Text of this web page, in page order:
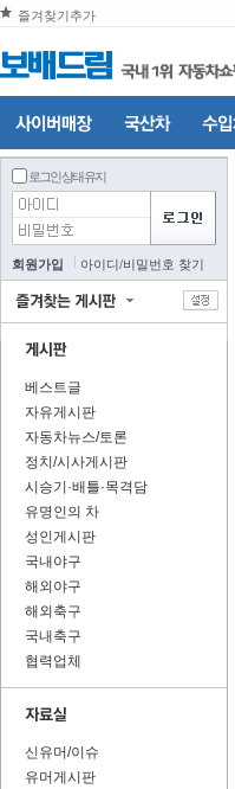
즐겨찾기추가
로그인 상태 유지
회원가입 아이디/비밀번호 찾기
베스트글
자유게시판
자동차뉴스/토론
정치/시사게시판
시승기·배틀·목격담
유명인의 차
성인게시판
국내야구
해외야구
해외축구
국내축구
협력업체
신유머/이슈
유머게시판